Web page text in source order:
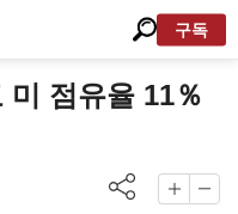
구독
미 점유율 11％